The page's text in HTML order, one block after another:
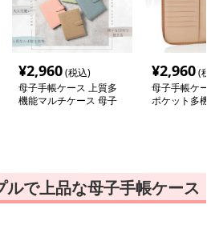
¥2,960(税込)
母子手帳ケース 上質多
機能マルチケース 母子
¥2,960(税
母子手帳ケー
ポケット多機
ルで上品な母子手帳ケース